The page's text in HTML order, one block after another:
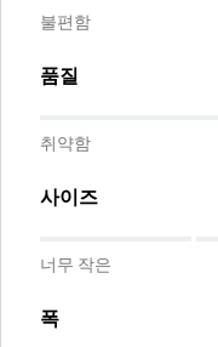
불편함
품질
취약함
사이즈
너무 작은
폭